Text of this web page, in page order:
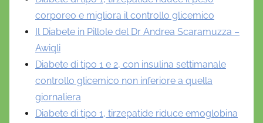
corporeo e migliora il controllo glicemico
Il Diabete in Pillole del Dr Andrea Scaramuzza –
Awiqli
Diabete di tipo 1 e 2, con insulina settimanale
controllo glicemico non inferiore a quella
giornaliera
Diabete di tipo 1, tirzepatide riduce emoglobina